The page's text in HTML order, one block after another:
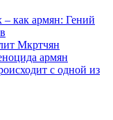
как армян: Гений
Мкртчян
армян
с одной из